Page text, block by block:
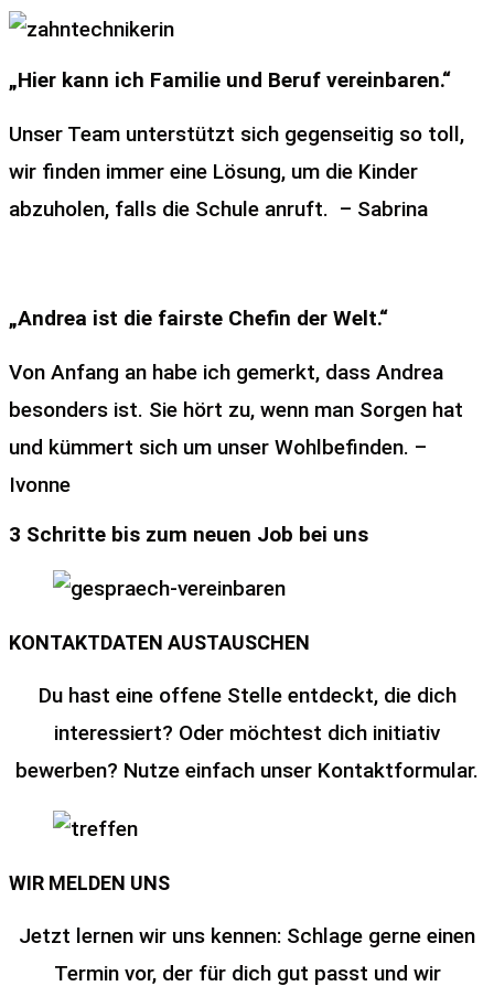
„Hier kann ich Familie und Beruf vereinbaren.“
Unser Team unterstützt sich gegenseitig so toll,
wir finden immer eine Lösung, um die Kinder
abzuholen, falls die Schule anruft. – Sabrina
„Andrea ist die fairste Chefin der Welt.“
Von Anfang an habe ich gemerkt, dass Andrea
besonders ist. Sie hört zu, wenn man Sorgen hat
und kümmert sich um unser Wohlbefinden. –
Ivonne
3 Schritte bis zum neuen Job bei uns
KONTAKTDATEN AUSTAUSCHEN
Du hast eine offene Stelle entdeckt, die dich
interessiert? Oder möchtest dich initiativ
bewerben? Nutze einfach unser Kontaktformular.
WIR MELDEN UNS
Jetzt lernen wir uns kennen: Schlage gerne einen
Termin vor, der für dich gut passt und wir